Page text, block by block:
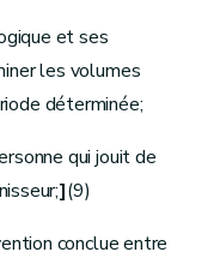
des consommations
et ses
les volumes
déterminée;
qui jouit de
](9)
conclue entre